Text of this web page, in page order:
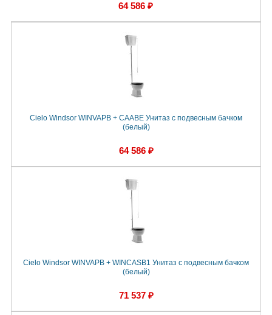
64 586 ₽
Cielo Windsor WINVAPB + CAABE Унитаз с подвесным бачком
(белый)
64 586 ₽
Cielo Windsor WINVAPB + WINCASB1 Унитаз с подвесным бачком
(белый)
71 537 ₽